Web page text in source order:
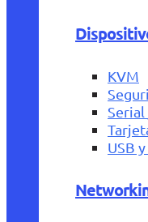
KVM
USB